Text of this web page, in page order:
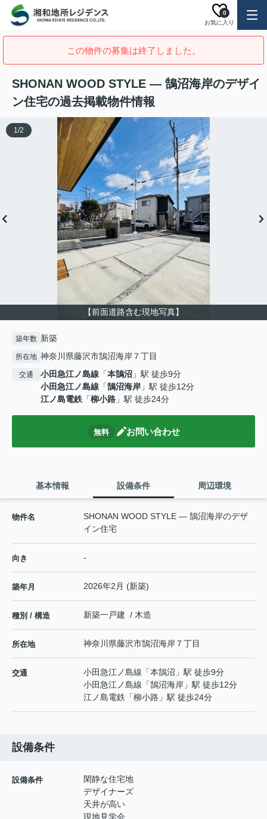
お気に入り
0
この物件の募集は終了しました。
SHONAN WOOD STYLE — 鵠沼海岸のデザイ
ン住宅の過去掲載物件情報
【前面道路含む現地写真】
1/2
築年数 新築
所在地 神奈川県藤沢市鵠沼海岸７丁目
交通 小田急江ノ島線 「本鵠沼 」駅 徒歩9分
小田急江ノ島線 「鵠沼海岸 」駅 徒歩12分
江ノ島電鉄 「柳小路 」駅 徒歩24分
無料 お問い合わせ
基本情報 設備条件 周辺環境
物件名
SHONAN WOOD STYLE — 鵠沼海岸のデザ
イン住宅
向き -
築年月 2026年2月 (新築)
種別 / 構造 新築一戸建 / 木造
所在地 神奈川県藤沢市鵠沼海岸 ７丁目
交通 小田急江ノ島線 「本鵠沼 」駅 徒歩9分
小田急江ノ島線 「鵠沼海岸 」駅 徒歩12分
江ノ島電鉄 「柳小路 」駅 徒歩24分
設備条件
設備条件
閑静な住宅地
デザイナーズ
天井が高い
現地見学会